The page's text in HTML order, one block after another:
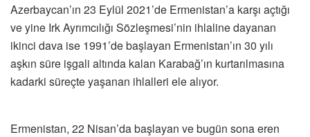
Azerbaycan’ın 23 Eylül 2021’de Ermenistan’a karşı açtığı
ve yine Irk Ayrımcılığı Sözleşmesi’nin ihlaline dayanan
ikinci dava ise 1991’de başlayan Ermenistan’ın 30 yılı
aşkın süre işgali altında kalan Karabağ’ın kurtarılmasına
kadarki süreçte yaşanan ihlalleri ele alıyor.
Ermenistan, 22 Nisan’da başlayan ve bugün sona eren